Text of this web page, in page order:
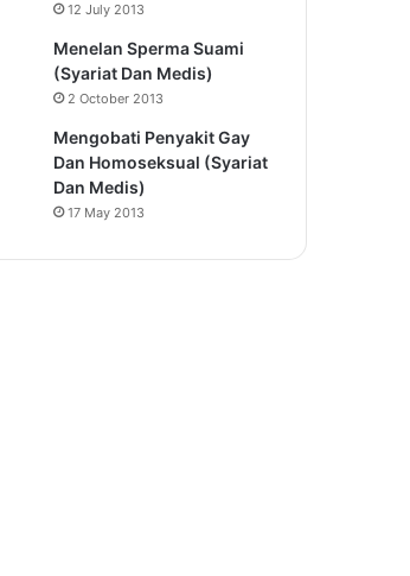
12 July 2013
Menelan Sperma Suami
(Syariat Dan Medis)
2 October 2013
Mengobati Penyakit Gay
Dan Homoseksual (Syariat
Dan Medis)
17 May 2013